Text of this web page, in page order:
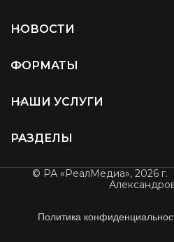
НОВОСТИ
ФОРМАТЫ
НАШИ УСЛУГИ
РАЗДЕЛЫ
© РА «РеалМедиа», 2026 г.
Политика